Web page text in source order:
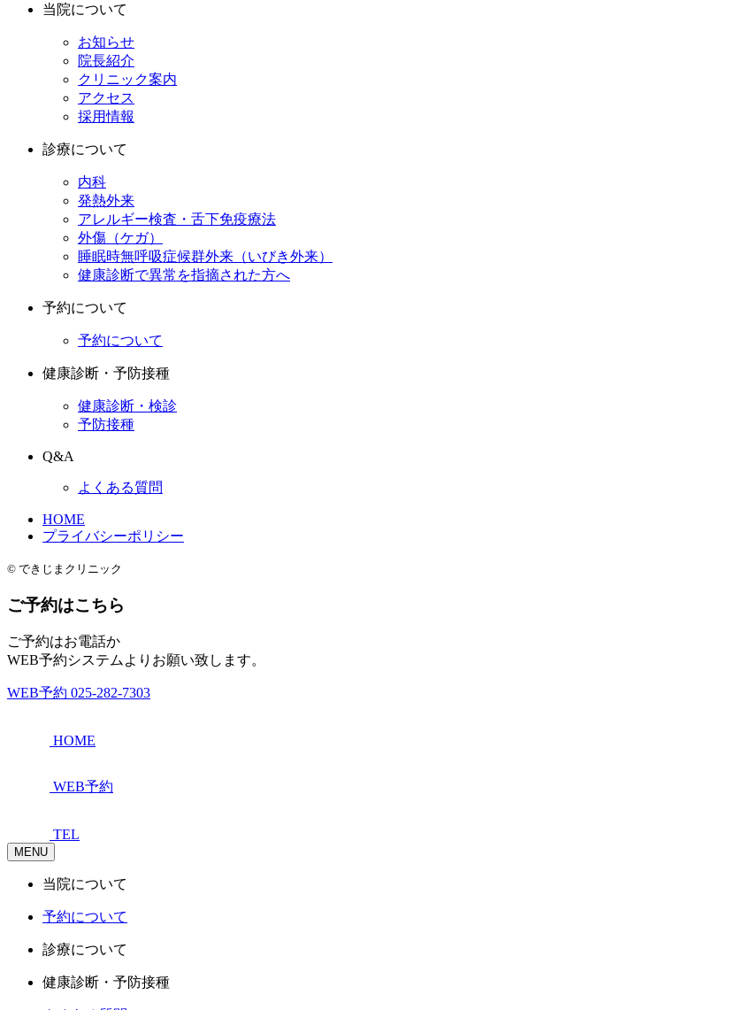
当院について
お知らせ
院長紹介
クリニック案内
アクセス
採用情報
診療について
内科
発熱外来
アレルギー検査・舌下免疫療法
外傷（ケガ）
睡眠時無呼吸症候群外来（いびき外来）
健康診断で異常を指摘された方へ
予約について
予約について
健康診断・予防接種
健康診断・検診
予防接種
Q&A
よくある質問
HOME
プライバシーポリシー
© できじまクリニック
ご予約はこちら
ご予約はお電話か
WEB予約システムよりお願い致します。
WEB予約 025-282-7303
HOME
WEB予約
TEL
MENU
当院について
予約について
診療について
健康診断・予防接種